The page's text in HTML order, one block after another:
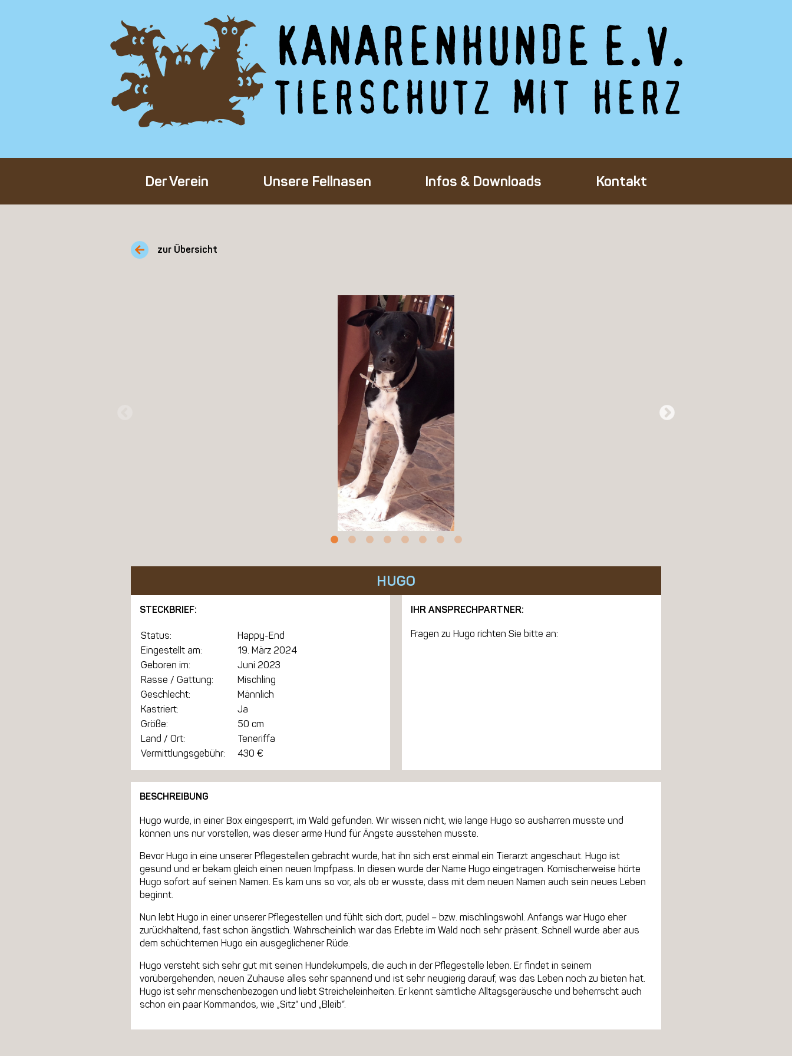
Der Verein
Über den Verein
Unser Team
Unsere Fellnasen
Alle Hunde
Infos & Downloads
Adoption eines Tieres
Pflegestelle
Mitgliedschaft
Spenden
Kontakt
zur Übersicht
HUGO
STECKBRIEF:
Status:
Happy-End
Eingestellt am:
19. März 2024
Geboren im:
Juni 2023
Rasse / Gattung:
Mischling
Geschlecht:
Männlich
Kastriert:
Ja
Größe:
50 cm
Land / Ort:
Teneriffa
Vermittlungsgebühr:
430 €
IHR ANSPRECHPARTNER:
Fragen zu Hugo richten Sie bitte an:
BESCHREIBUNG
Hugo wurde, in einer Box eingesperrt, im Wald gefunden. Wir wissen nicht, wie lange Hugo so ausharren musste und
können uns nur vorstellen, was dieser arme Hund für Ängste ausstehen musste.
Bevor Hugo in eine unserer Pflegestellen gebracht wurde, hat ihn sich erst einmal ein Tierarzt angeschaut. Hugo ist
gesund und er bekam gleich einen neuen Impfpass. In diesen wurde der Name Hugo eingetragen. Komischerweise hörte
Hugo sofort auf seinen Namen. Es kam uns so vor, als ob er wusste, dass mit dem neuen Namen auch sein neues Leben
beginnt.
Nun lebt Hugo in einer unserer Pflegestellen und fühlt sich dort, pudel – bzw. mischlingswohl. Anfangs war Hugo eher
zurückhaltend, fast schon ängstlich. Wahrscheinlich war das Erlebte im Wald noch sehr präsent. Schnell wurde aber aus
dem schüchternen Hugo ein ausgeglichener Rüde.
Hugo versteht sich sehr gut mit seinen Hundekumpels, die auch in der Pflegestelle leben. Er findet in seinem
vorübergehenden, neuen Zuhause alles sehr spannend und ist sehr neugierig darauf, was das Leben noch zu bieten hat.
Hugo ist sehr menschenbezogen und liebt Streicheleinheiten. Er kennt sämtliche Alltagsgeräusche und beherrscht auch
schon ein paar Kommandos, wie „Sitz“ und „Bleib“.